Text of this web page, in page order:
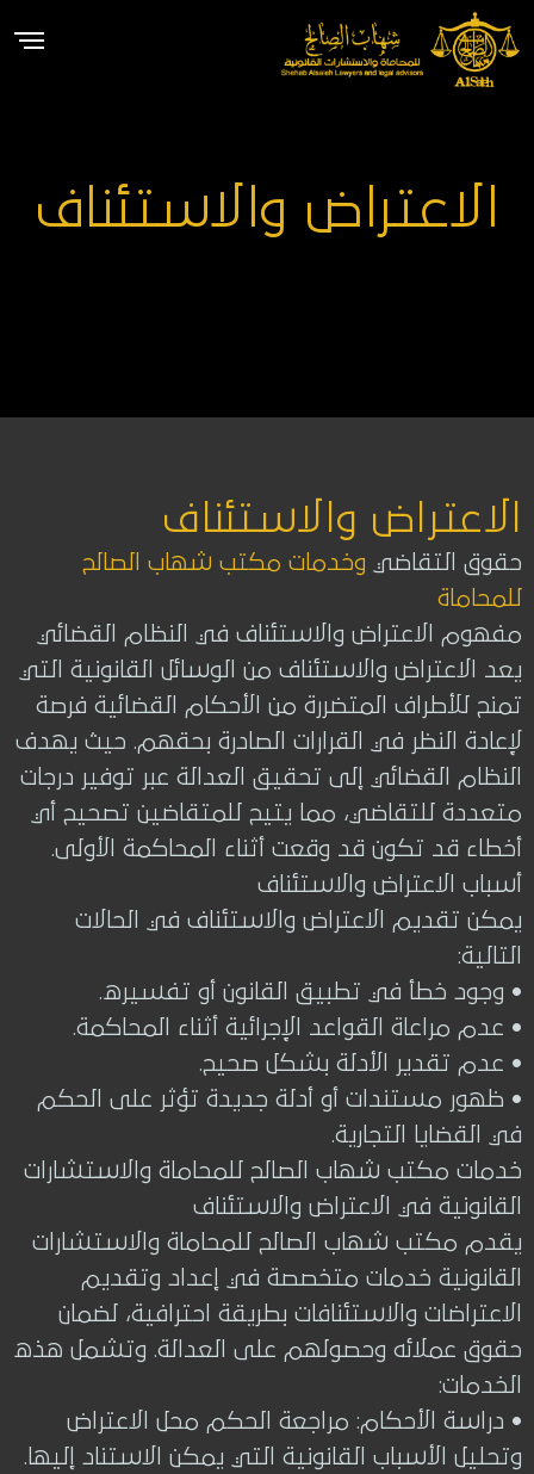
الاعتراض والاستئناف
الاعتراض والاستئناف
حقوق التقاضي وخدمات مكتب شهاب الصالح
للمحاماة
مفهوم الاعتراض والاستئناف في النظام القضائي
يعد الاعتراض والاستئناف من الوسائل القانونية التي
تمنح للأطراف المتضررة من الأحكام القضائية فرصة
لإعادة النظر في القرارات الصادرة بحقهم. حيث يهدف
النظام القضائي إلى تحقيق العدالة عبر توفير درجات
متعددة للتقاضي، مما يتيح للمتقاضين تصحيح أي
أخطاء قد تكون قد وقعت أثناء المحاكمة الأولى.
أسباب الاعتراض والاستئناف
يمكن تقديم الاعتراض والاستئناف في الحالات
التالية:
• وجود خطأ في تطبيق القانون أو تفسيره.
• عدم مراعاة القواعد الإجرائية أثناء المحاكمة.
• عدم تقدير الأدلة بشكل صحيح.
• ظهور مستندات أو أدلة جديدة تؤثر على الحكم
في القضايا التجارية.
خدمات مكتب شهاب الصالح للمحاماة والاستشارات
القانونية في الاعتراض والاستئناف
يقدم مكتب شهاب الصالح للمحاماة والاستشارات
القانونية خدمات متخصصة في إعداد وتقديم
الاعتراضات والاستئنافات بطريقة احترافية، لضمان
حقوق عملائه وحصولهم على العدالة. وتشمل هذه
الخدمات:
• دراسة الأحكام: مراجعة الحكم محل الاعتراض
وتحليل الأسباب القانونية التي يمكن الاستناد إليها.